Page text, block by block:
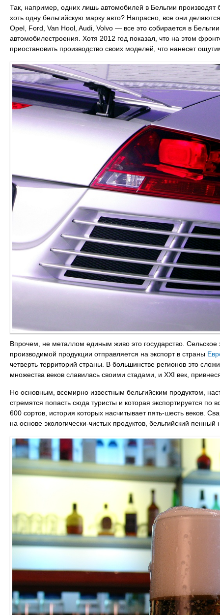
Так, например, одних лишь автомобилей в Бельгии
хоть одну бельгийскую марку авто? Напрасно, все они
Opel, Ford, Van Hool, Audi, Volvo ― все это собирается в
автомобилестроения. Хотя 2012 год показал, что на этом
приостановить производство своих моделей, что нанесет
Впрочем, не металлом единым живо это государство. Сельское
производимой продукции отправляется на экспорт в страны
четверть территорий страны. В большинстве регионов это
множества веков славилась своими стадами, и XXI век,
Но основным, всемирно известным бельгийским продуктом,
стремятся попасть сюда туристы и которая экспортируется по
600 сортов, история которых насчитывает пять-шесть веков.
на основе экологически-чистых продуктов, бельгийский